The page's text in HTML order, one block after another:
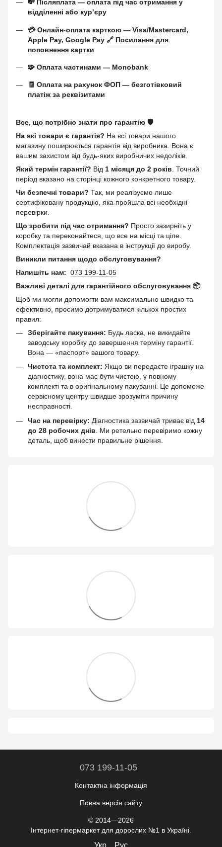
💸 Післяплата — оплата під час отримання у
відділенні або курʼєру
💳 Онлайн-оплата карткою — Visa/Mastercard,
Apple Pay, Google Pay 🔗 Посилання для
поповнення картки
🧩 Оплата частинами — Monobank
🧾 Оплата на рахунок ФОП — безготівковий
платіж за реквізитами
Все, що потрібно знати про гарантію 🛡️
На які товари є гарантія? На всі товари нашого
магазину поширюється гарантія від виробника. Вона є
вашим захистом від будь-яких виробничих недоліків.
Який термін гарантії? Від 1 місяця до 2 років . Точний
період вказано на сторінці кожного конкретного товару.
Чи безпечні товари? Так, ми реалізуємо лише
сертифіковану продукцію, яка пройшла всі необхідні
перевірки.
Що зробити під час отримання? Просто зазирніть у
коробку та переконайтеся, що все на місці та ціле.
Комплектація зазвичай вказана в інструкції до виробу.
Виникли питання щодо обслуговування?
Напишіть нам: 073 199-11-05
Важливі деталі для гарантійного обслуговування 📦
Щоб ми могли допомогти вам максимально швидко та
ефективно, просимо дотримуватися кількох простих
правил:
Зберігайте пакування: Будь ласка, не викидайте
заводську коробку до завершення терміну гарантії.
Вона — «паспорт» вашого товару.
Чистота та комплект: Якщо ви передаєте іграшку на
діагностику, вона має бути чистою, у повному
комплекті та в оригінальному пакуванні. Це допоможе
сервісному центру швидше зрозуміти причину
несправності.
Час на перевірку: Діагностика зазвичай триває від 14
до 28 робочих днів . Ми ретельно перевіримо кожну
деталь, щоб винести правильне рішення.
073 199-11-05
Контактна інформація
Повна версія сайту
© 2014—2026
Інтернет-гіпермаркет для дорослих №1 в Україні.
Укр Рус